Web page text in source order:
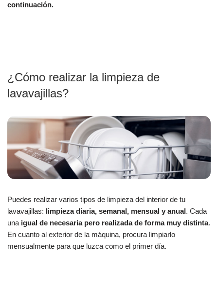
continuación.
¿Cómo realizar la limpieza de
lavavajillas?
Puedes realizar varios tipos de limpieza del interior de tu
lavavajillas: limpieza diaria, semanal, mensual y anual. Cada
una igual de necesaria pero realizada de forma muy distinta.
En cuanto al exterior de la máquina, procura limpiarlo
mensualmente para que luzca como el primer día.